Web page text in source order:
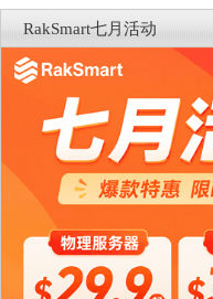
RakSmart七月活动